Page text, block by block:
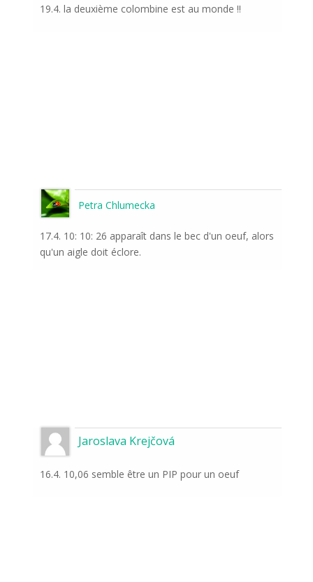
19.4. la deuxième colombine est au monde !!
Petra Chlumecka
17.4. 10: 10: 26 apparaît dans le bec d'un oeuf, alors
qu'un aigle doit éclore.
Jaroslava Krejčová
16.4. 10,06 semble être un PIP pour un oeuf